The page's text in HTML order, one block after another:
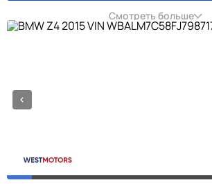
Смотреть больше